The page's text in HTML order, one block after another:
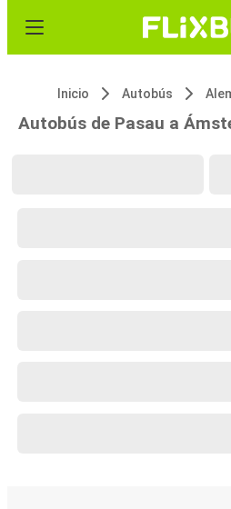
Inicio Autobús
Autobús de Pasau a